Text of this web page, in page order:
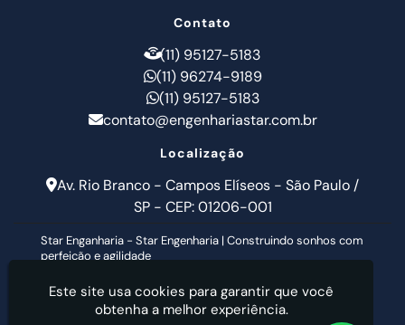
Contato
(11) 95127-5183
(11) 96274-9189
(11) 95127-5183
contato@engenhariastar.com.br
Localização
Av. Rio Branco - Campos Elíseos - São Paulo /
SP - CEP: 01206-001
Star Enganharia - Star Engenharia | Construindo sonhos com
perfeição e agilidade
Este site usa cookies para garantir que você
obtenha a melhor experiência.